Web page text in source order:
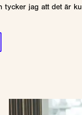
jag att det är